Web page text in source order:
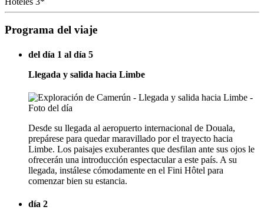
Programa del viaje
del día 1 al día 5
Llegada y salida hacia Limbe
Desde su llegada al aeropuerto internacional de Douala,
prepárese para quedar maravillado por el trayecto hacia
Limbe. Los paisajes exuberantes que desfilan ante sus ojos le
ofrecerán una introducción espectacular a este país. A su
llegada, instálese cómodamente en el Fini Hôtel para
comenzar bien su estancia.
día 2